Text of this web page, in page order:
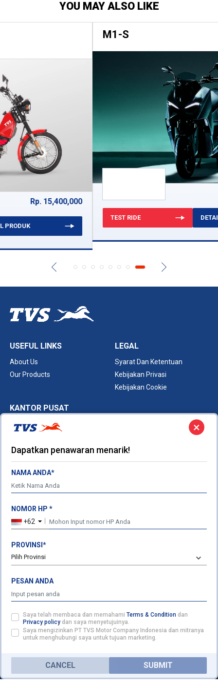
YOU MAY ALSO LIKE
TEST RIDE DETAIL PRODUK
PRODUCT DEALER
USEFUL LINKS
About Us
Our Products
LEGAL
Syarat Dan Ketentuan
Kebijakan Privasi
Kebijakan Cookie
KANTOR PUSAT
PT TVS Motor Company Indonesia ,
Square South Tower 17th Floor Jl. Jenderal Sudirman Kav. 45-46
Karet Semanggi​, Kec. Setiabudi - Jakarta Selatan
Ph: +62 21 300 20570
Fax: +62 21 300 20576
PABRIK
Kawasan Industri SURYACIPTA​
JI. Surya Madya Kav. I-30,
Karawang - 41361, Jawa Barat - Indonesia
FOLLOW US ON
TVS CONNECT APP
×
Dapatkan penawaran menarik!
NAMA ANDA*
NOMOR HP *
+62
PROVINSI*
Pilih Provinsi
PESAN ANDA
Saya telah membaca dan memahami Terms & Condition dan
Privacy policy dan saya menyetujuinya.
Saya mengizinkan PT TVS Motor Company Indonesia dan mitranya
untuk menghubungi saya untuk tujuan marketing.
CANCEL SUBMIT